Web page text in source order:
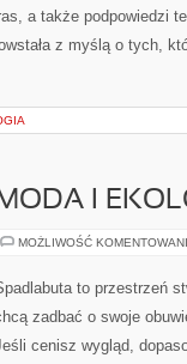
a także podpowiedzi
z myślą o tych,
I
MOŻLIWOŚĆ
to przestrzeń
zadbać o swoje
cenisz wygląd,